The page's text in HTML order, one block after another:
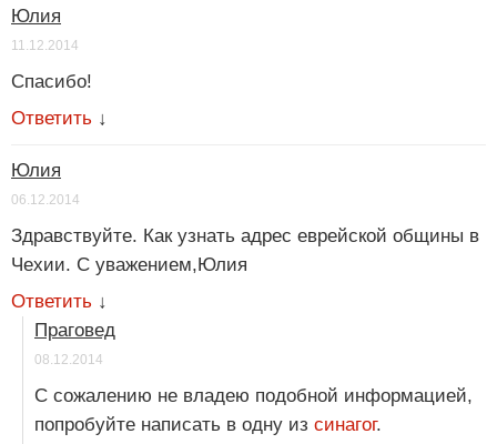
Юлия
11.12.2014
Спасибо!
Ответить ↓
Юлия
06.12.2014
Здравствуйте. Как узнать адрес еврейской общины в
Чехии. С уважением,Юлия
Ответить ↓
Праговед
08.12.2014
С сожалению не владею подобной информацией,
попробуйте написать в одну из синагог.